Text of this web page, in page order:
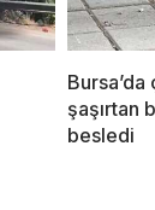
şaşırtan
besledi